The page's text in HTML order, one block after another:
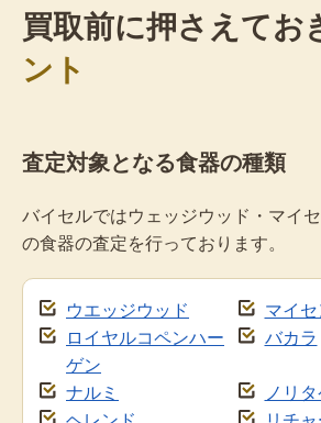
買取前に押さえてお
ント
査定対象となる食器の種類
バイセルではウェッジウッド・マイ
の食器の査定を行っております。
ウエッジウッド
マイ
ロイヤルコペンハー
ゲン
バカラ
ナルミ
ノリ